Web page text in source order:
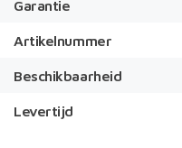
Garantie
Artikelnummer
Beschikbaarheid
Levertijd